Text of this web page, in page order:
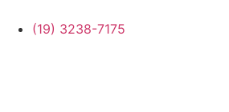
(19) 3238-7175